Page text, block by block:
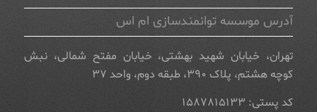
آدرس موسسه توانمندسازی ام اس
تهران، خیابان شهید بهشتی، خیابان مفتح شمالی، نبش
کوچه هشتم، پلاک ۳۹۰، طبقه دوم، واحد ۳۷
کد پستی: ۱۵۸۷۸۱۵۱۳۳